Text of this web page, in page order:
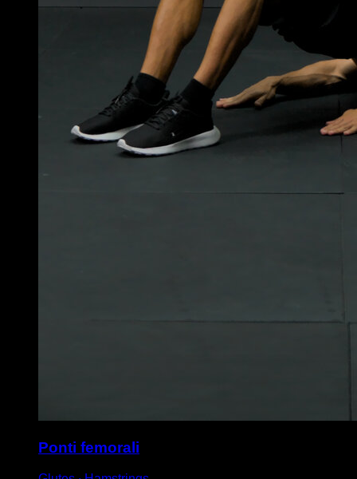
Ponti femorali